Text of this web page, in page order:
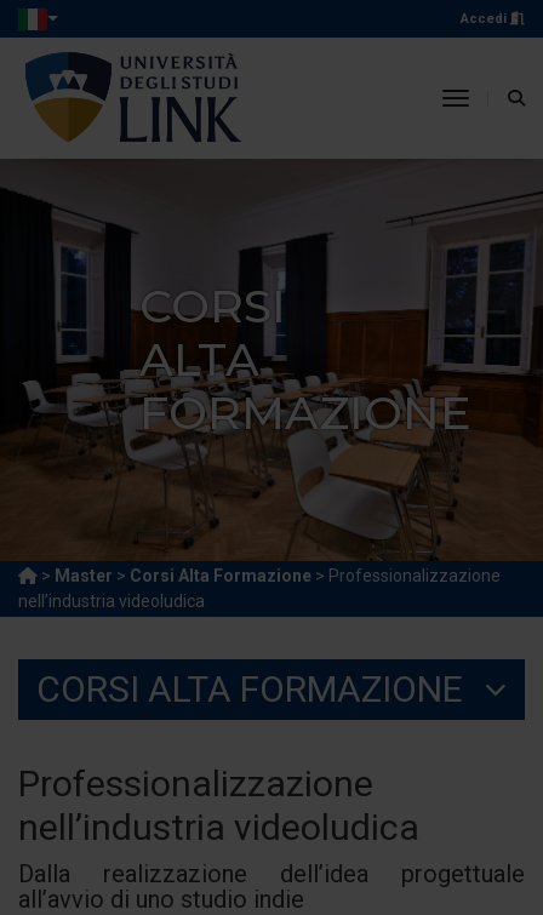
Accedi
toggle
CORSI
ALTA
FORMAZIONE
> Master > Corsi Alta Formazione > Professionalizzazione
nell’industria videoludica
CORSI ALTA FORMAZIONE
Professionalizzazione
nell’industria videoludica
Dalla realizzazione dell’idea progettuale
all’avvio di uno studio indie